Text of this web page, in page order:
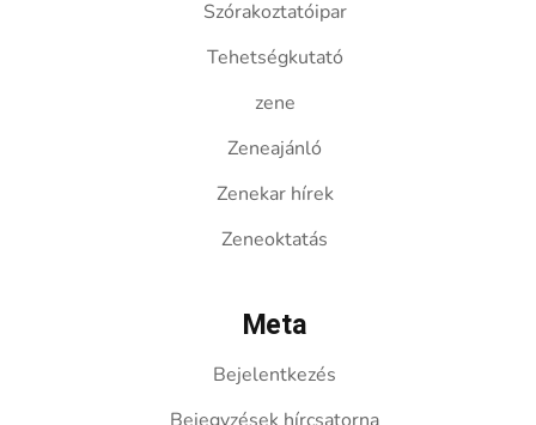
Szórakoztatóipar
Tehetségkutató
zene
Zeneajánló
Zenekar hírek
Zeneoktatás
Meta
Bejelentkezés